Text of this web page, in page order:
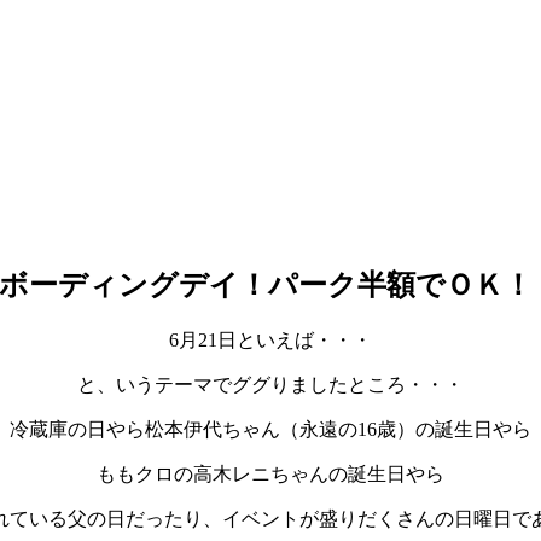
ーディングデイ！パーク半額でＯＫ！
6月21日といえば・・・
と、いうテーマでググりましたところ・・・
冷蔵庫の日やら松本伊代ちゃん（永遠の16歳）の誕生日やら
ももクロの高木レニちゃんの誕生日やら
ている父の日だったり、イベントが盛りだくさんの日曜日で